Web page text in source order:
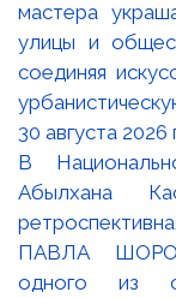
В
Абылхана
ПАВЛА
одного из